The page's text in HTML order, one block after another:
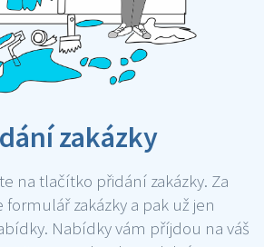
zakázky
na tlačítko přidání zakázky. Za
zakázky a pak už jen
Nabídky vám příjdou na váš